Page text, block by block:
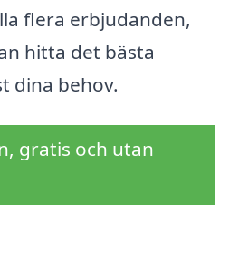
flera erbjudanden,
hitta det bästa
dina behov.
gratis och utan